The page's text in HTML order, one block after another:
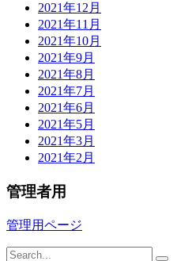
2021年12月
2021年11月
2021年10月
2021年9月
2021年8月
2021年7月
2021年6月
2021年5月
2021年3月
2021年2月
管理者用
管理用ページ